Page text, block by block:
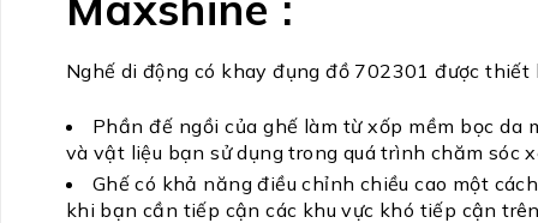
Nghế di động có khay đụng đồ 702301 được
Phần đế ngồi của ghế làm từ xốp mềm bọc da
và vật liệu bạn sử dụng trong quá trình chăm sóc
Ghế có khả năng điều chỉnh chiều cao một
khi bạn cần tiếp cận các khu vực khó tiếp cận